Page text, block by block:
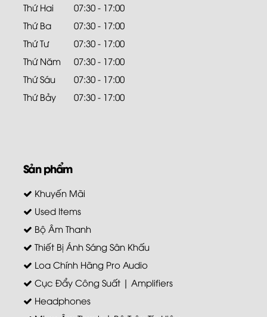
Thứ Hai
07:30 - 17:00
Thứ Ba
07:30 - 17:00
Thứ Tư
07:30 - 17:00
Thứ Năm
07:30 - 17:00
Thứ Sáu
07:30 - 17:00
Thứ Bảy
07:30 - 17:00
Sản phẩm
Khuyến Mãi
Used Items
Bộ Âm Thanh
Thiết Bị Ánh Sáng Sân Khấu
Loa Chính Hãng Pro Audio
Cục Đẩy Công Suất | Amplifiers
Headphones